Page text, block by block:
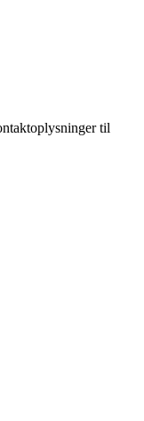
til